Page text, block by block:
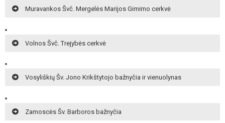
Muravankos Švč. Mergelės Marijos Gimimo cerkvė
Volnos Švč. Trejybės cerkvė
Vosyliškių Šv. Jono Krikštytojo bažnyčia ir vienuolynas
Zamoscės Šv. Barboros bažnyčia